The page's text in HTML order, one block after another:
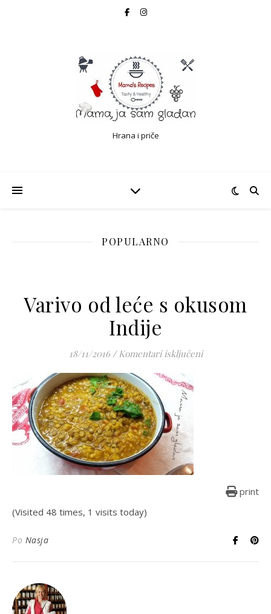
Hrana i priče
POPULARNO
Varivo od leće s okusom
Indije
18/11/2016 / Komentari isključeniza Varivo od
print
(Visited 48 times, 1 visits today)
Po Nasja